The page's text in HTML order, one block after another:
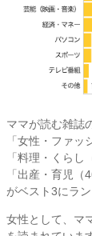
ママが読む雑誌
「女性・ファッ
「料理・くらし
「出産・育児（
がベスト3にラン
女性として、マ